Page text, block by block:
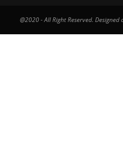
@2020 - All Right Reserved.